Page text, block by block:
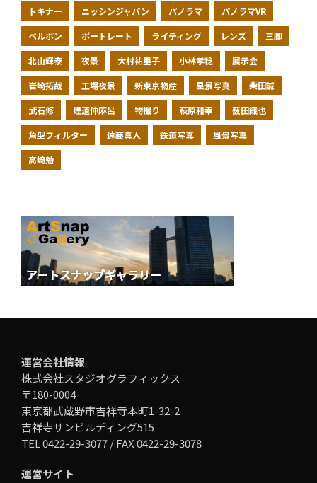
トキナー ニッシンジャパン パノラマ パノラマVR
ベルボン ポートレート ライティング レンズ 三脚
北山輝泰 夜景 大村祐里子 小林孝稔 展示会
岩崎拓哉 工場夜景 新東京物産 星景写真 柴田誠
武石修 煙道伸麻呂 物撮り 萩原和幸 薮田織也
角型フィルター 遠藤真人 鉄道写真 風景写真
高崎勉
運営会社情報
株式会社スタジオグラフィックス
〒180-0004
東京都武蔵野市吉祥寺本町1-32-2
吉祥寺サンビルディング515
TEL 0422-29-3077 / FAX 0422-29-3078
運営サイト